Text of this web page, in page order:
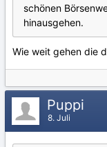
schönen
hinausgehen.
Wie weit gehen die
Puppi
8. Juli